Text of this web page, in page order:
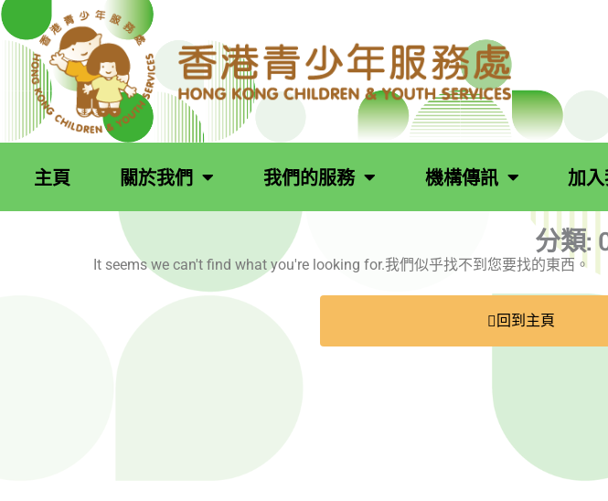
跳
至
主頁 關於我們 我們的服務 機構傳訊 加入
分類:
It seems we can't find what you're looking for.我們似乎找不到您要找的東西。
回到主頁